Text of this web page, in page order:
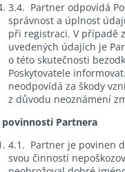
3.4. Partner odpovídá
správnost a úplnost
při registraci. V případě
uvedených údajích je
o této skutečnosti
Poskytovatele
neodpovídá za škody
z důvodu neoznámení
povinnosti Partnera
4.1. Partner je povinen
svou činností